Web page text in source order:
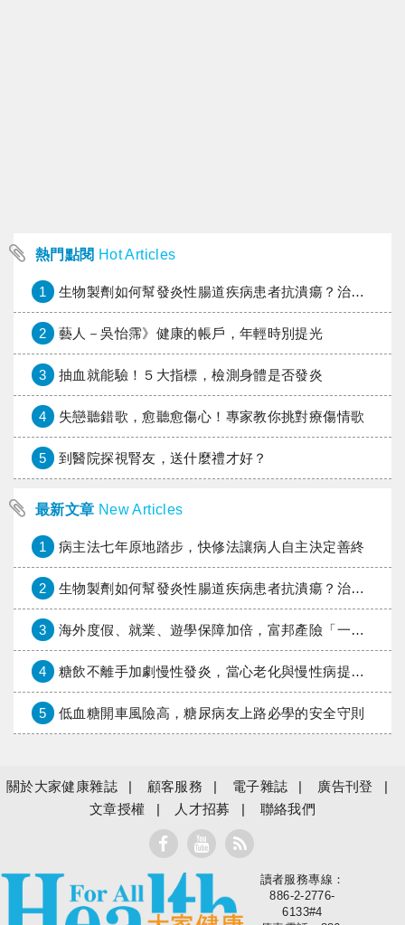
熱門點閱 Hot Articles
1 生物製劑如何幫發炎性腸道疾病患者抗潰瘍？治療進展與健保給付困境一次看
2 藝人－吳怡霈》健康的帳戶，年輕時別提光
3 抽血就能驗！５大指標，檢測身體是否發炎
4 失戀聽錯歌，愈聽愈傷心！專家教你挑對療傷情歌
5 到醫院探視腎友，送什麼禮才好？
最新文章 New Articles
1 病主法七年原地踏步，快修法讓病人自主決定善終
2 生物製劑如何幫發炎性腸道疾病患者抗潰瘍？治療進展與健保給付困境一次看
3 海外度假、就業、遊學保障加倍，富邦產險「一期逐夢」專案加碼遠距醫療與緊急救援
4 糖飲不離手加劇慢性發炎，當心老化與慢性病提早報到
5 低血糖開車風險高，糖尿病友上路必學的安全守則
關於大家健康雜誌 顧客服務 電子雜誌
廣告刊登
文章授權
人才招募 聯絡我們
大家健康
讀者服務專線：
886-2-2776-
6133#4